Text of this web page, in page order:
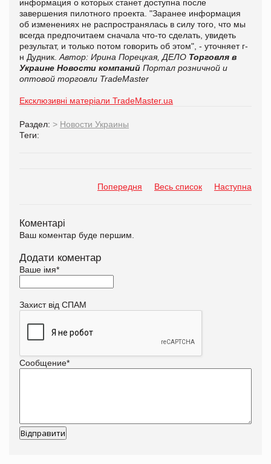
информация о которых станет доступна после
завершения пилотного проекта. "Заранее информация
об изменениях не распространялась в силу того, что мы
всегда предпочитаем сначала что-то сделать, увидеть
результат, и только потом говорить об этом", - уточняет г-
н Дудник. Автор: Ирина Порецкая, ДЕЛО Торговля в
Украине Новости компаний Портал розничной и
оптовой торговли TradeMaster
Ексклюзивні матеріали TradeMaster.ua
Раздел: > Новости Украины
Теги:
Попередня Весь список Наступна
Коментарі
Ваш коментар буде першим.
Додати коментар
Ваше імя*
Захист від СПАМ
Сообщение*